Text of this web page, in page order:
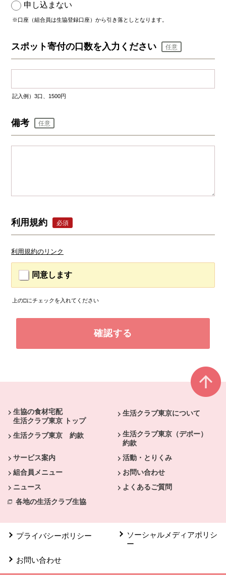
申し込まない
※口座（組合員は生協登録口座）から引き落としとなります。
スポット寄付の口数を入力ください 任意
記入例）3口、1500円
備考 任意
利用規約 必須
利用規約のリンク
同意します
上の□にチェックを入れてください
生協の食材宅配
生活クラブ東京 トップ
生活クラブ東京について
生活クラブ東京 約款
生活クラブ東京（デポー）
約款
サービス案内
活動・とりくみ
組合員メニュー
お問い合わせ
ニュース
よくあるご質問
各地の生活クラブ生協
プライバシーポリシー
ソーシャルメディアポリシ
ー
お問い合わせ